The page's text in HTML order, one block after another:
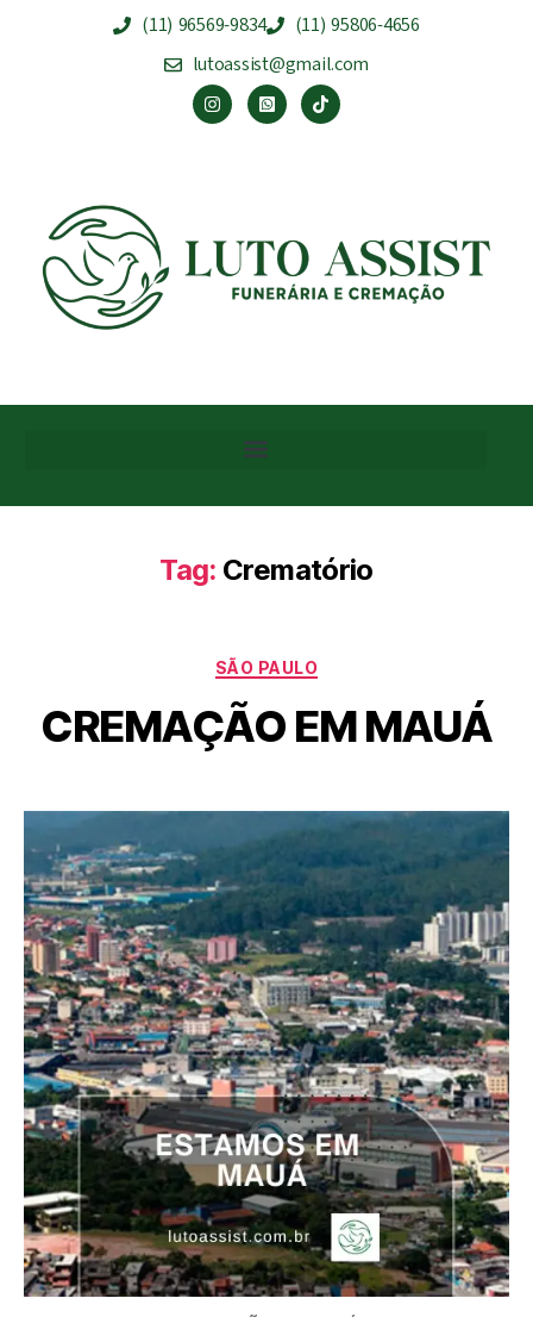
(11) 96569-9834
(11) 95806-4656
lutoassist@gmail.com
Tag: Crematório
SÃO PAULO
CREMAÇÃO EM MAUÁ